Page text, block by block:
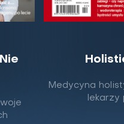
już wkrótce
Medycyna
lekarzy